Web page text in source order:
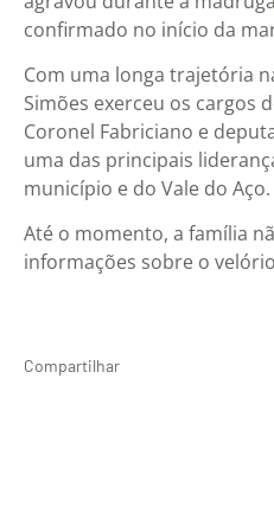
confirmado no início da
Com uma longa trajetória
Simões exerceu os cargos
Coronel Fabriciano e
uma das principais
município e do Vale do Aço.
Até o momento, a família
informações sobre o
Compartilhar